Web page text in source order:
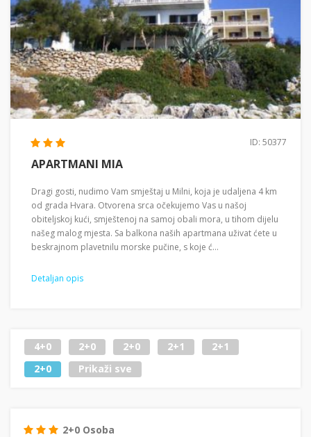
ID: 50377
APARTMANI MIA
Dragi gosti, nudimo Vam smještaj u Milni, koja je udaljena 4 km
od grada Hvara. Otvorena srca očekujemo Vas u našoj
obiteljskoj kući, smještenoj na samoj obali mora, u tihom dijelu
našeg malog mjesta. Sa balkona naših apartmana uživat ćete u
beskrajnom plavetnilu morske pučine, s koje ć...
Detaljan opis
4+0 2+0 2+0 2+1
2+1
2+0
Prikaži sve
2+0 Osoba